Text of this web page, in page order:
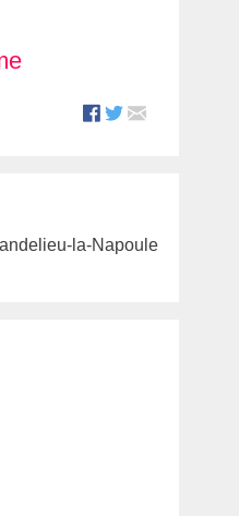
la-Napoule